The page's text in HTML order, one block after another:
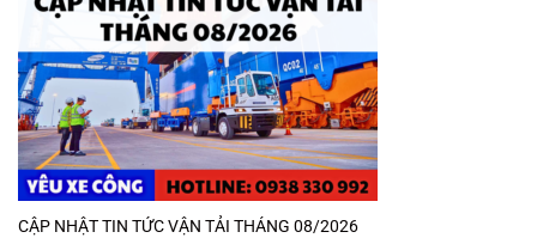
CẬP NHẬT TIN TỨC VẬN TẢI THÁNG 08/2026